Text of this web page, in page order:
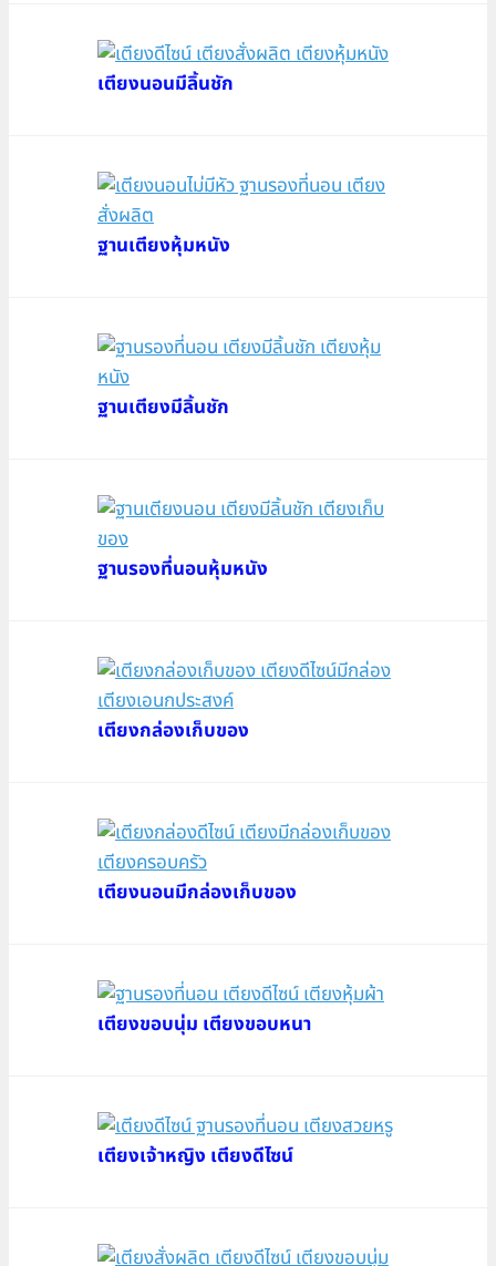
เตียงนอนมีลิ้นชัก
ฐานเตียงหุ้มหนัง
ฐานเตียงมีลิ้นชัก
ฐานรองที่นอนหุ้มหนัง
เตียงกล่องเก็บของ
เตียงนอนมีกล่องเก็บของ
เตียงขอบนุ่ม เตียงขอบหนา
เตียงเจ้าหญิง เตียงดีไซน์